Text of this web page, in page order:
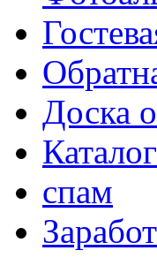
Доска
спам